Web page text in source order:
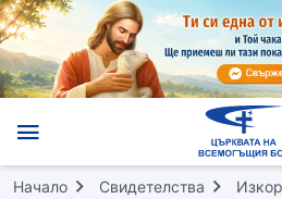
Начало Свидетелства